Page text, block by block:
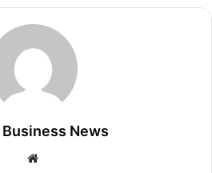
News
Website